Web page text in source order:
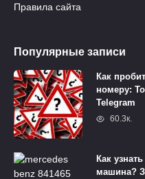
Правила сайта
Популярные записи
Как
номеру:
Telegram
60.3к.
Как
машина?